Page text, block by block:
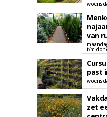
van
t/m
past
zet